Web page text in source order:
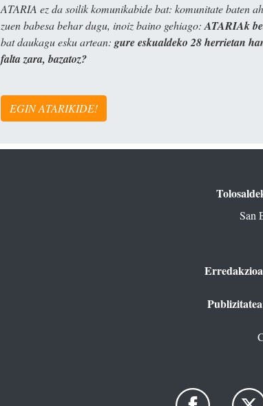
ATARIA ez da soilik komunikabide bat: komunitate baten
zuen babesa behar dugu, inoiz baino gehiago: ATARIAk
bat daukagu esku artean: gure eskualdeko 28 herrietan
falta zara, bazatoz?
EGIN ATARIKIDE!
San